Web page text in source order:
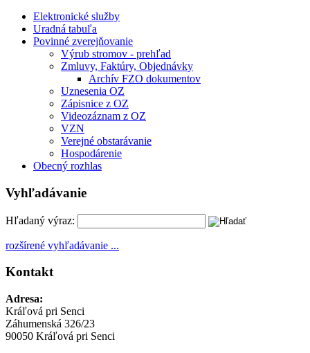
Elektronické služby
Uradná tabuľa
Povinné zverejňovanie
Výrub stromov - prehľad
Zmluvy, Faktúry, Objednávky
Archív FZO dokumentov
Uznesenia OZ
Zápisnice z OZ
Videozáznam z OZ
VZN
Verejné obstarávanie
Hospodárenie
Obecný rozhlas
Vyhľadávanie
Hľadaný výraz:
rozšírené vyhľadávanie ...
Kontakt
Adresa:
Kráľová pri Senci
Záhumenská 326/23
90050 Kráľová pri Senci